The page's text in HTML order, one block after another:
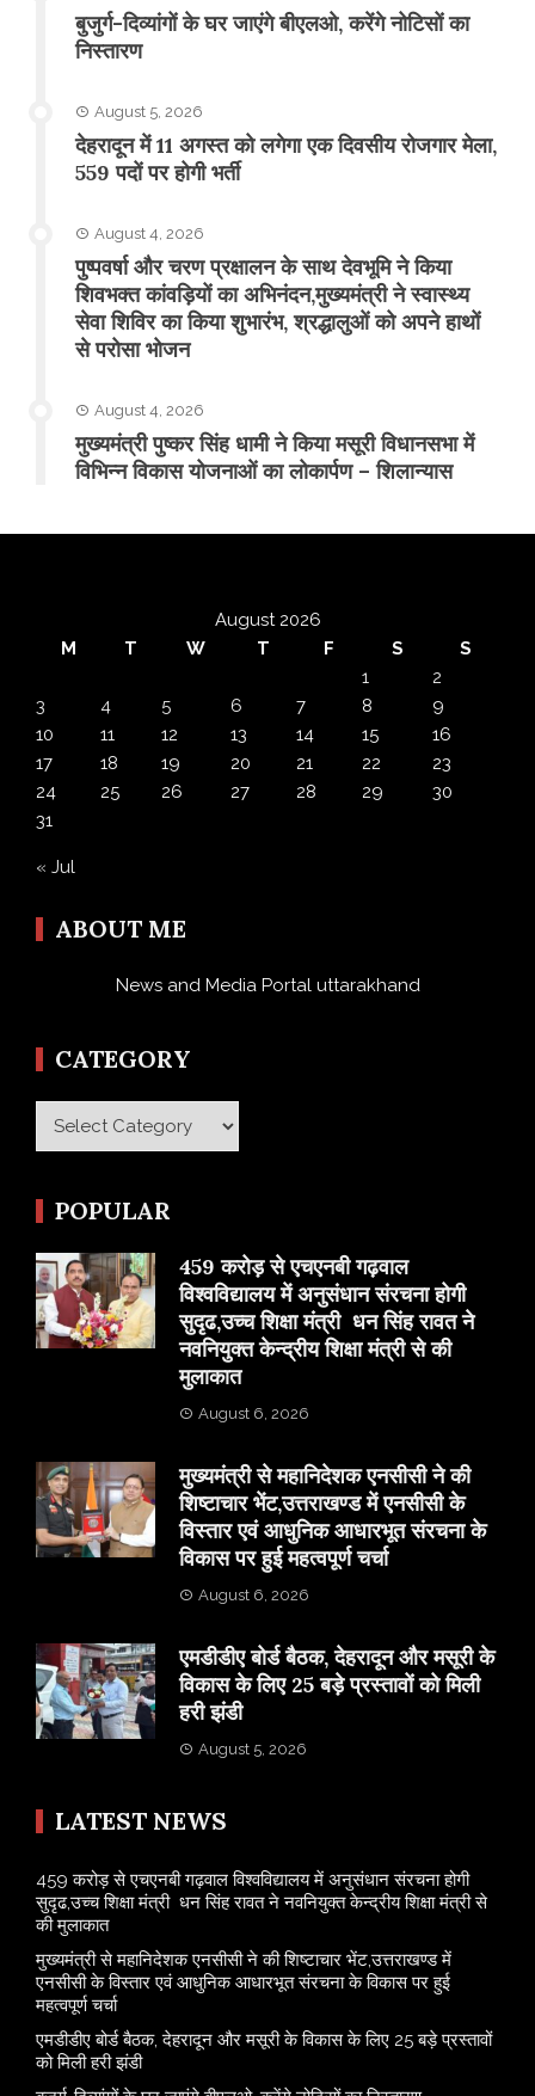
बुजुर्ग-दिव्यांगों के घर जाएंगे बीएलओ, करेंगे नोटिसों का
निस्तारण
August 5, 2026
​देहरादून में 11 अगस्त को लगेगा एक दिवसीय रोजगार मेला,
559 पदों पर होगी भर्ती
August 4, 2026
पुष्पवर्षा और चरण प्रक्षालन के साथ देवभूमि ने किया
शिवभक्त कांवड़ियों का अभिनंदन,मुख्यमंत्री ने स्वास्थ्य
सेवा शिविर का किया शुभारंभ, श्रद्धालुओं को अपने हाथों
से परोसा भोजन
August 4, 2026
मुख्यमंत्री पुष्कर सिंह धामी ने किया मसूरी विधानसभा में
विभिन्न विकास योजनाओं का लोकार्पण – शिलान्यास
August 2026
M
T W T F S
S
1
2
3
4 5 6 7 8
9
10
11 12 13 14 15
16
17
18 19 20 21 22
23
24
25 26 27 28 29
30
31
« Jul
ABOUT ME
News and Media Portal uttarakhand
CATEGORY
Category
POPULAR
459 करोड़ से एचएनबी गढ़वाल
विश्वविद्यालय में अनुसंधान संरचना होगी
सुदृढ,उच्च शिक्षा मंत्री धन सिंह रावत ने
नवनियुक्त केन्द्रीय शिक्षा मंत्री से की
मुलाकात
August 6, 2026
मुख्यमंत्री से महानिदेशक एनसीसी ने की
शिष्टाचार भेंट,उत्तराखण्ड में एनसीसी के
विस्तार एवं आधुनिक आधारभूत संरचना के
विकास पर हुई महत्वपूर्ण चर्चा
August 6, 2026
एमडीडीए बोर्ड बैठक, देहरादून और मसूरी के
विकास के लिए 25 बड़े प्रस्तावों को मिली
हरी झंडी
August 5, 2026
LATEST NEWS
459 करोड़ से एचएनबी गढ़वाल विश्वविद्यालय में अनुसंधान संरचना होगी
सुदृढ,उच्च शिक्षा मंत्री धन सिंह रावत ने नवनियुक्त केन्द्रीय शिक्षा मंत्री से
की मुलाकात
मुख्यमंत्री से महानिदेशक एनसीसी ने की शिष्टाचार भेंट,उत्तराखण्ड में
एनसीसी के विस्तार एवं आधुनिक आधारभूत संरचना के विकास पर हुई
महत्वपूर्ण चर्चा
एमडीडीए बोर्ड बैठक, देहरादून और मसूरी के विकास के लिए 25 बड़े प्रस्तावों
को मिली हरी झंडी